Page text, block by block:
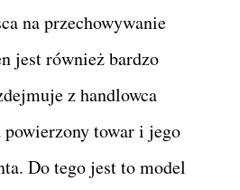
na przechowywanie
jest również bardzo
z handlowca
towar i jego
Do tego jest to model